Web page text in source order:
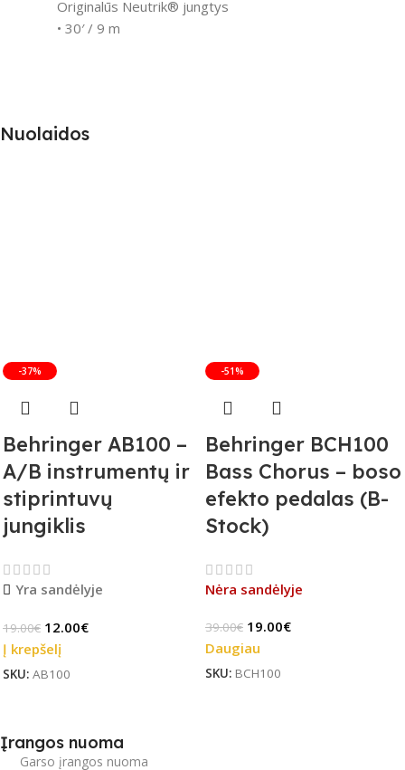
Originalūs Neutrik® jungtys
• 30′ / 9 m
Nuolaidos
-37%
Behringer AB100 –
A/B instrumentų ir
stiprintuvų
jungiklis
Yra sandėlyje
19.00€ 12.00€
Į krepšelį
SKU: AB100
-51%
Behringer BCH100
Bass Chorus – boso
efekto pedalas (B-
Stock)
Nėra sandėlyje
39.00€ 19.00€
Daugiau
SKU: BCH100
Įrangos nuoma
Garso įrangos nuoma